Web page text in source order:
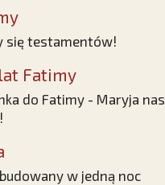
się testamentów!
Fatimy
do Fatimy - Maryja nas
w jedną noc